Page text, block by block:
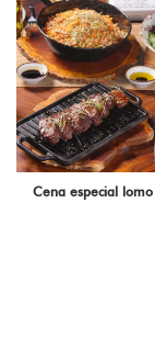
Cena especial